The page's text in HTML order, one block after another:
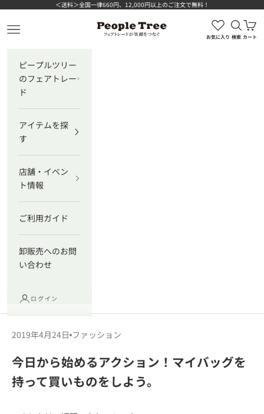
コンテンツへスキップ＜送料＞全国一律660円、12,000円以上のご注文で無料！
ピープルツリー公式オンラインショップ
メニューを開く
お気に入り
検索を
検索
カ
カート
ピープルツリー
のフェアトレー
ド
アイテムを探
す
店舗・イベン
ト情報
ご利用ガイド
卸販売へのお問
い合わせ
ログイン
2019年4月24日 ファッション
今日から始めるアクション！マイバッグを
持って買いものをしよう。